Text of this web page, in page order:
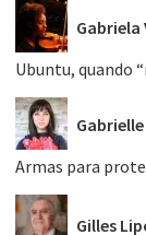
Gabriela
Ubuntu, quando
Armas para
Gilles